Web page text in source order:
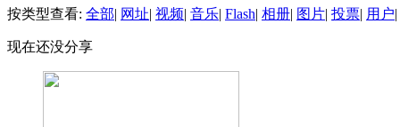
按类型查看: 全部| 网址| 视频| 音乐| Flash| 相册| 图片| 投票| 用户|
现在还没分享